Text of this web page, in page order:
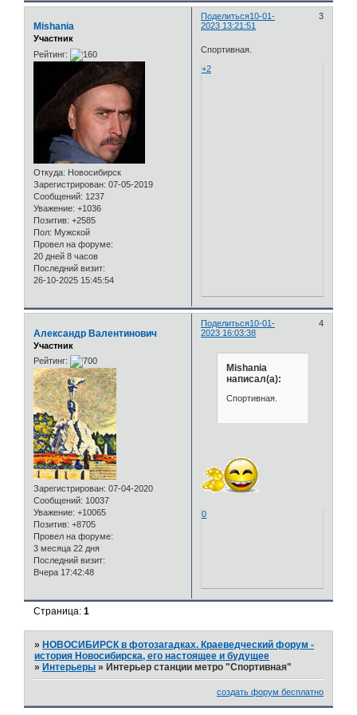
Поделиться 3
10-01-
2023 13:21:51
Mishania
Участник
Рейтинг:
Откуда: Новосибирск
Зарегистрирован: 07-05-2019
Сообщений: 1237
Уважение: +1036
Позитив: +2585
Пол: Мужской
Провел на форуме:
20 дней 8 часов
Последний визит:
26-10-2025 15:45:54
Спортивная.
+2
Поделиться 4
10-01-
2023 16:03:38
Александр Валентинович
Участник
Рейтинг:
Зарегистрирован: 07-04-2020
Сообщений: 10037
Уважение: +10065
Позитив: +8705
Провел на форуме:
3 месяца 22 дня
Последний визит:
Вчера 17:42:48
Mishania
написал(а):
Спортивная.
0
Страница:1
»НОВОСИБИРСК в фотозагадках. Краеведческий форум -
история Новосибирска, его настоящее и будущее
»Интерьеры »Интерьер станции метро "Спортивная"
создать форум бесплатно